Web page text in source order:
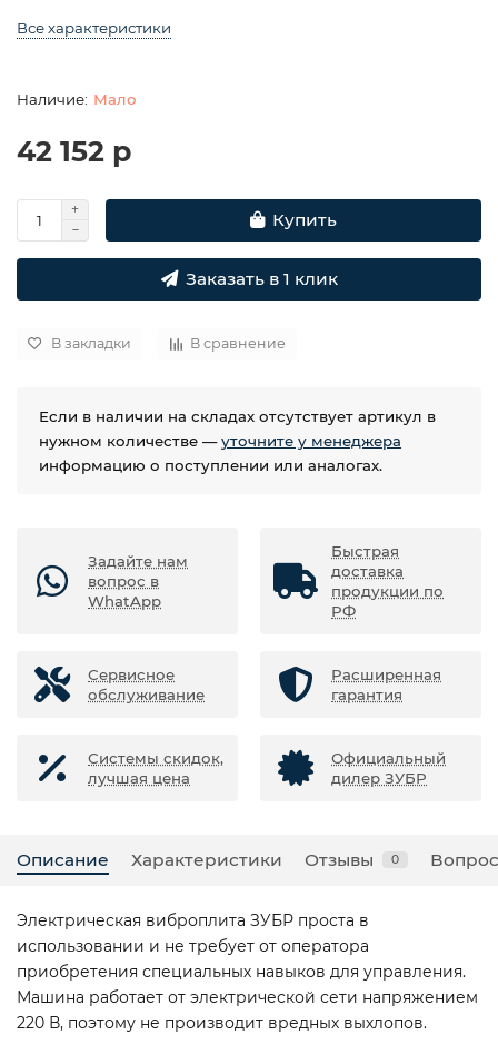
Все характеристики
Мало
42 152 р
Купить
Заказать в 1 клик
В закладки В сравнение
Если в наличии на складах отсутствует артикул в
нужном количестве —уточните у менеджера
информацию о поступлении или аналогах.
Задайте нам
вопрос в
WhatApp
Быстрая
доставка
продукции по
РФ
Сервисное
обслуживание
Расширенная
гарантия
Системы скидок,
лучшая цена
Официальный
дилер ЗУБР
Описание Характеристики Отзывы 0
Электрическая виброплита ЗУБР проста в
использовании и не требует от оператора
приобретения специальных навыков для управления.
Машина работает от электрической сети напряжением
220 В, поэтому не производит вредных выхлопов.